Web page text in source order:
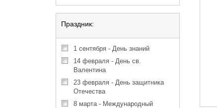
Праздник:
1 сентября - День знаний
14 февраля - День св.
Валентина
23 февраля - День защитника
Отечества
8 марта - Международный